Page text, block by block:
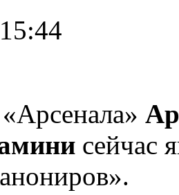
сейчас